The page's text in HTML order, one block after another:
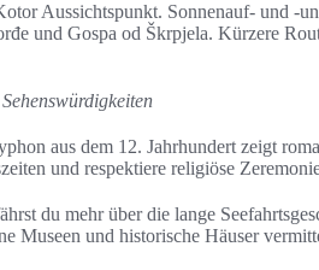
Aussichtspunkt. Sonnenauf- und -
und Gospa od Škrpjela. Kürzere
aus dem 12. Jahrhundert zeigt
und respektiere religiöse
du mehr über die lange
Museen und historische Häuser